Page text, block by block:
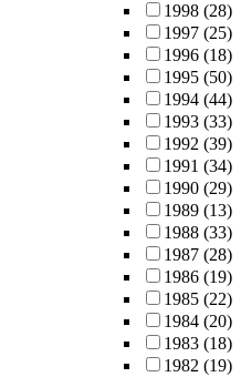
1998 (28)
1997 (25)
1996 (18)
1995 (50)
1994 (44)
1993 (33)
1992 (39)
1991 (34)
1990 (29)
1989 (13)
1988 (33)
1987 (28)
1986 (19)
1985 (22)
1984 (20)
1983 (18)
1982 (19)